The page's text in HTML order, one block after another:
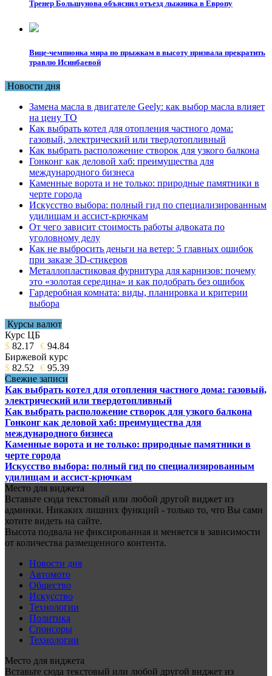
Тренер Большунова объяснил отъезд лыжника в Европу
Вице-чемпионка мира по прыжкам в высоту призвала прекратить
травлю Исинбаевой
Новости дня
Замена масла в двигателе Geely: как выбор масла влияет
на цену ТО
Как выбрать котел для отопления частного дома:
газовый, электрический или твердотопливный
Как выбрать расположение створок для узкого балкона
Гонконг как деловой хаб: преимущества для
международного бизнеса
Каменные ворота и не только: природные памятники в
черте города
Искусство выбора: полный гид по специализированным
удилищам и ассист-крючкам
От чего зависит стоимость работы адвоката по
уголовному делу
Как не выбросить деньги на ветер: 5 главных ошибок
при заказе 3D-стикеров
Металлопластиковая фурнитура для карнизов: почему
это «золотая середина» и как подобрать без ошибок
Гардеробная комната: виды, планировка и критерии
выбора
Курсы валют
Курс ЦБ
$ 82.17 € 94.84
Биржевой курс
$ 82.52 € 95.39
Свежие записи
Как выбрать котел для отопления частного дома: газовый,
электрический или твердотопливный
Как выбрать расположение створок для узкого балкона
Гонконг как деловой хаб: преимущества для
международного бизнеса
Каменные ворота и не только: природные памятники в
черте города
Искусство выбора: полный гид по специализированным
удилищам и ассист-крючкам
Место для виджета
Вставьте сюда текстовый или любой другой виджет из
админки. Никаких лишних функций - только то, что Вы сами
хотите видеть на сайте.
Высота подвала не фиксированная и меняется в зависимости
от количества размещенного контента.
Новости дня
Автомото
Общество
Искусство
Технологии
Политика
Спонсоры
Технологии
Место для виджета
Вставьте сюда текстовый или любой другой виджет из